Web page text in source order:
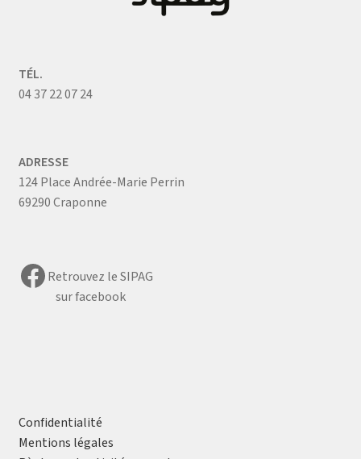
TÉL.
04 37 22 07 24
ADRESSE
124 Place Andrée-Marie Perrin
69290 Craponne
Facebook
Retrouvez le SIPAG
sur facebook
Confidentialité
Mentions légales